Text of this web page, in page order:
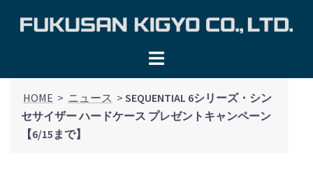
ツ
HOME > ニュース > SEQUENTIAL 6シリーズ・シン
セサイザー ハードケース プレゼントキャンペーン
【6/15まで】